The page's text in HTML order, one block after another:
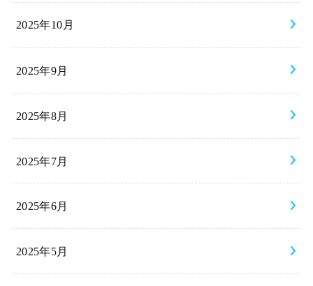
2025年10月
2025年9月
2025年8月
2025年7月
2025年6月
2025年5月